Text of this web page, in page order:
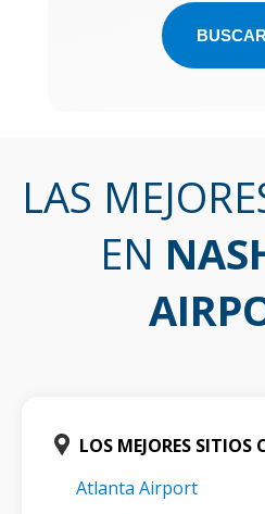
BUSCAR
LAS
EN
LOS MEJORES SITIOS
Atlanta Airport